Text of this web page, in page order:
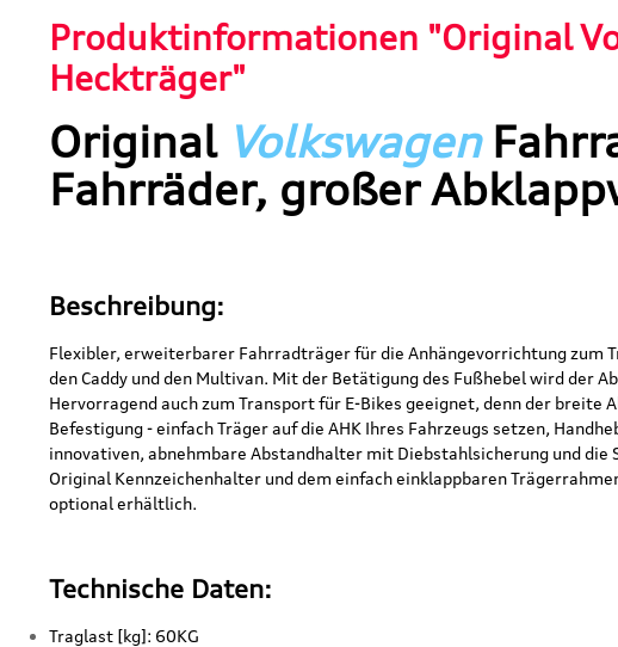
Produktinformationen "Original
Heckträger"
Original Volkswagen
Fahrräder, großer
Beschreibung:
Flexibler, erweiterbarer Fahrradträger für die Anhängevorrichtung zum
den Caddy und den Multivan. Mit der Betätigung des Fußhebel wird der
Hervorragend auch zum Transport für E-Bikes geeignet, denn der
Befestigung - einfach Träger auf die AHK Ihres Fahrzeugs setzen,
innovativen, abnehmbare Abstandhalter mit Diebstahlsicherung und
Original Kennzeichenhalter und dem einfach einklappbaren
optional erhältlich.
Technische Daten:
Traglast [kg]: 60KG